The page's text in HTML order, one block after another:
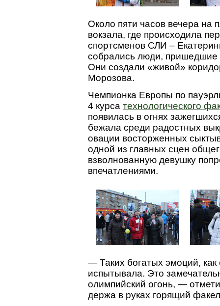
Около пяти часов вечера на
вокзала, где происходила
спортсменов СЛИ –
собрались люди,
Они создали «живой»
Морозова.
Чемпионка Европы по
4 курса технологического
появилась в огнях
бежала среди радостных
овации восторженных
одной из главных сцен
взволнованную девушку
впечатлениями.
— Таких богатых эмоций, как
испытывала. Это
олимпийский огонь, —
держа в руках горящий